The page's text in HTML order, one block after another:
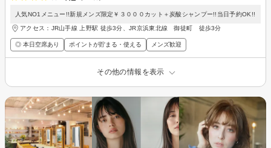
人気NO1メニュー!!新規メンズ限定￥３０００カット＋炭酸シャンプー!!当日予約OK!!
アクセス：JR山手線 上野駅 徒歩3分、JR京浜東北線 御徒町 徒歩3分
◎ 本日空席あり ポイントが貯まる・使える メンズ歓迎
その他の情報を表示